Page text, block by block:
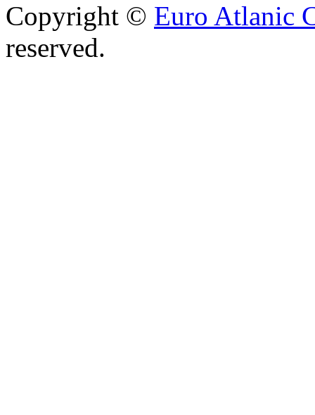
Copyright © Euro Atlanic
reserved.